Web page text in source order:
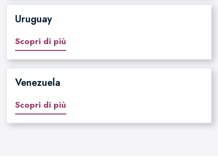
Uruguay
Scopri di più
Venezuela
Scopri di più